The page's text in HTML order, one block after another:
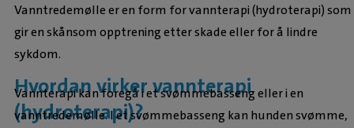
Vanntredemølle er en form for vannterapi (hydroterapi) som
gir en skånsom opptrening etter skade eller for å lindre
sykdom.
Hvordan virker vannterapi
(hydroterapi)?
Vannterapi kan foregå i et svømmebasseng eller i en
vanntredemølle. I et svømmebasseng kan hunden svømme,